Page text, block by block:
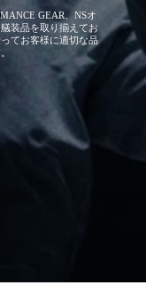
GEAR、NSオ
装品を取り揃えてお
てお客様に適切な品